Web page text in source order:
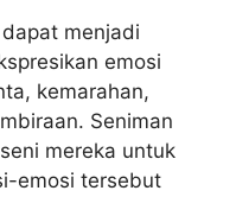
menjadi
emosi
kemarahan,
Seniman
mereka untuk
emosi tersebut